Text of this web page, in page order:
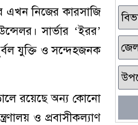
এখন নিজের কারসাজি
সার্ভার ‘ইরর’
যুক্তি ও সন্দেহজনক
রয়েছে অন্য কোনো
ও প্রবাসীকল্যাণ